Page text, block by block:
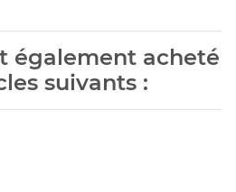
également acheté
suivants :